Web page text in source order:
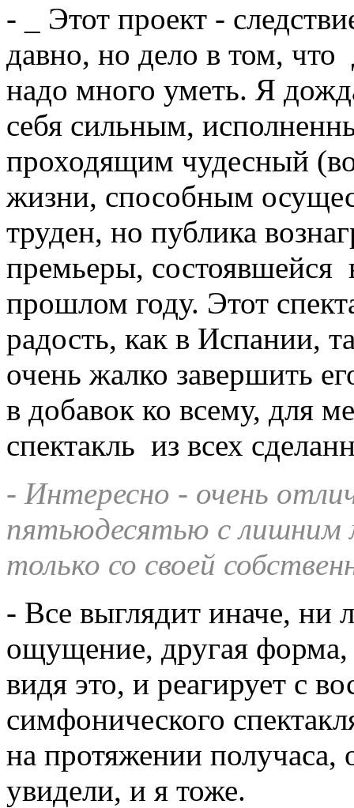
- _ Этот проект -
давно, но дело в том, что
надо много уметь. Я
себя сильным,
проходящим чудесный
жизни, способным
труден, но публика
премьеры, состоявшейся
прошлом году. Этот
радость, как в Испании,
очень жалко завершить
в добавок ко всему, для
спектакль из всех
- Интересно - очень
пятьюдесятью с
только со своей
- Все выглядит иначе, ни
ощущение, другая форма,
видя это, и реагирует с
симфонического
на протяжении получаса,
увидели, и я тоже.